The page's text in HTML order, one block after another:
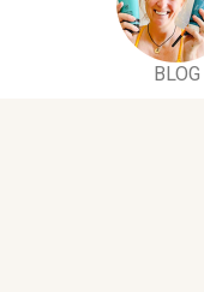
BLOG